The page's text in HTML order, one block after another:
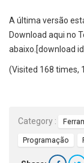
A última versão
Download aqui no
abaixo.[download
(Visited 168 times,
Category :
Programação